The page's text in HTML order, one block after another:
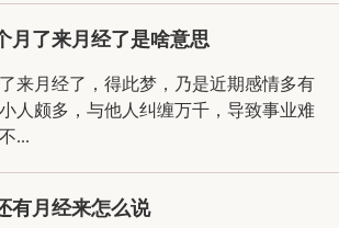
月了来月经了是啥意思
来月经了，得此梦，乃是近期感情多有
人颇多，与他人纠缠万千，导致事业难
...
有月经来怎么说